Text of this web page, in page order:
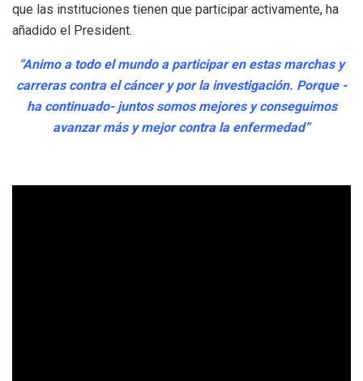
que las instituciones tienen que participar activamente, ha
añadido el President.
“Animo a todo el mundo a participar en estas marchas y
carreras contra el cáncer y por la investigación. Porque -
ha continuado- juntos somos mejores y conseguimos
avanzar más y mejor contra la enfermedad”